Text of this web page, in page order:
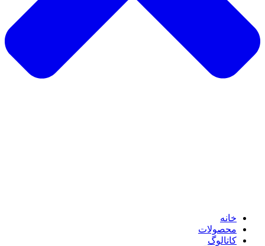
خانه
محصولات
کاتالوگ